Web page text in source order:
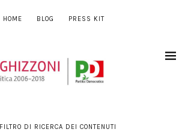
HOME BLOG PRESS KIT
FILTRO DI RICERCA DEI CONTENUTI